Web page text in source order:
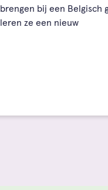
brengen bij een Belgisch
leren ze een nieuw